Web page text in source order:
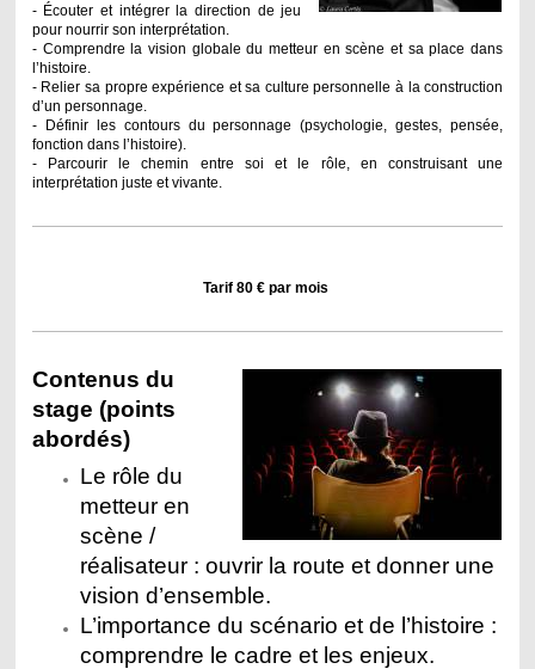
- Écouter et intégrer la direction de jeu
pour nourrir son interprétation.
- Comprendre la vision globale du metteur en scène et sa place dans
l’histoire.
- Relier sa propre expérience et sa culture personnelle à la construction
d’un personnage.
- Définir les contours du personnage (psychologie, gestes, pensée,
fonction dans l’histoire).
- Parcourir le chemin entre soi et le rôle, en construisant une
interprétation juste et vivante.
Tarif 80 € par mois
Contenus du
stage (points
abordés)
Le rôle du
metteur en
scène /
réalisateur : ouvrir la route et donner une
vision d’ensemble.
L’importance du scénario et de l’histoire :
comprendre le cadre et les enjeux.